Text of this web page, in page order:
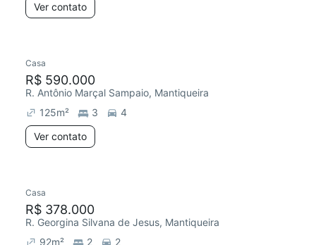
Ver contato
Casa
R$ 590.000
R. Antônio Marçal Sampaio, Mantiqueira
125m² 3
4
Ver contato
Casa
R$ 378.000
R. Georgina Silvana de Jesus, Mantiqueira
92m² 2 2